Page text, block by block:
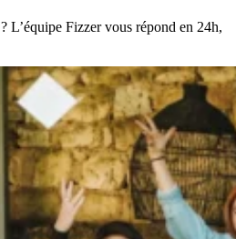
L’équipe Fizzer vous répond en 24h,